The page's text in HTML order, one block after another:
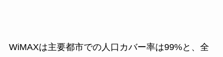
WiMAXは主要都市での人口カバー率は99%と、全